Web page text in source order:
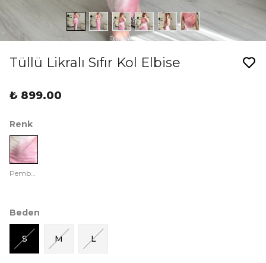
Tüllü Likralı Sıfır Kol Elbise
₺ 899.00
Renk
Pembe Desenli
Beden
S M L